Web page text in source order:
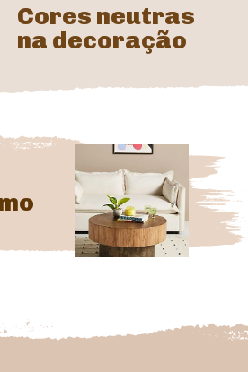
Cores neutras
na decoração